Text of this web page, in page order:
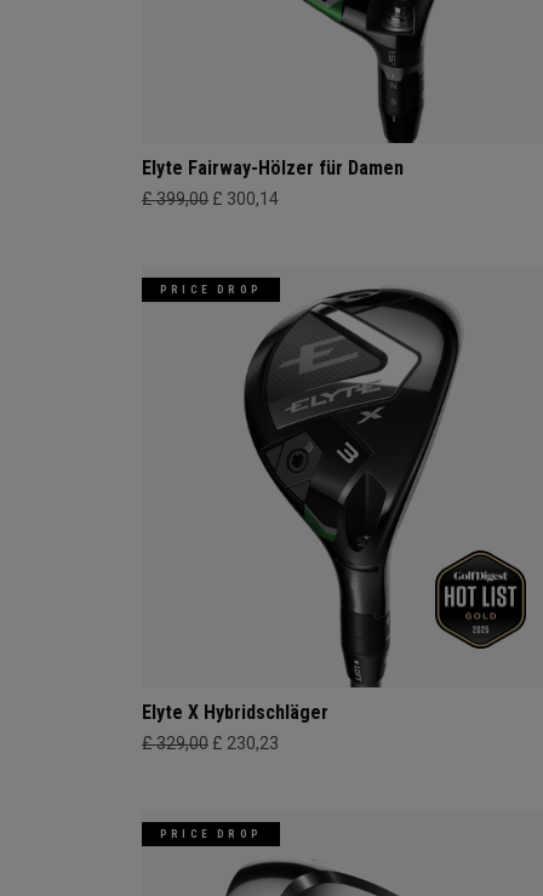
Elyte Fairway-Hölzer für Damen
£ 399,00 £ 300,14
PRICE DROP
Elyte X Hybridschläger
£ 329,00 £ 230,23
PRICE DROP